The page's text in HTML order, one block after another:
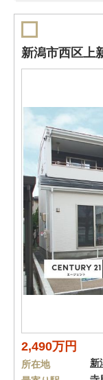
新潟市西区上
2,490万円
所在地 新